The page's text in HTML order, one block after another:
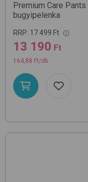
Premium Care
bugyipelenka
RRP: 17 499 Ft
13 190 Ft
164,88 Ft/db